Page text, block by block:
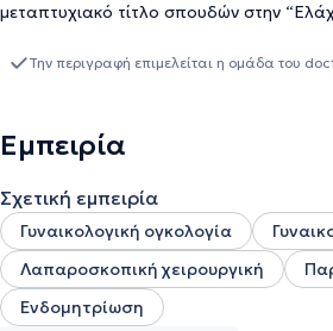
μεταπτυχιακό τίτλο σπουδών στην
δραστηριότητες στα μεγαλύτερα συνέδρια της Ελλάδας και
είναι συντάκτης του Ελληνικού
περισσότερα από 20 βραβεία στην
Την περιγραφή επιμελείται η ομάδα του
Εμπειρία
Σχετική εμπειρία
Γυναικολογική ογκολογία
Λαπαροσκοπική χειρουργική
Ενδομητρίωση